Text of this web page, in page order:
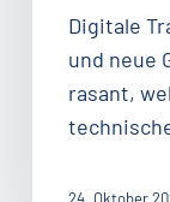
technischer
Service
Digitale
und neue
rasant,